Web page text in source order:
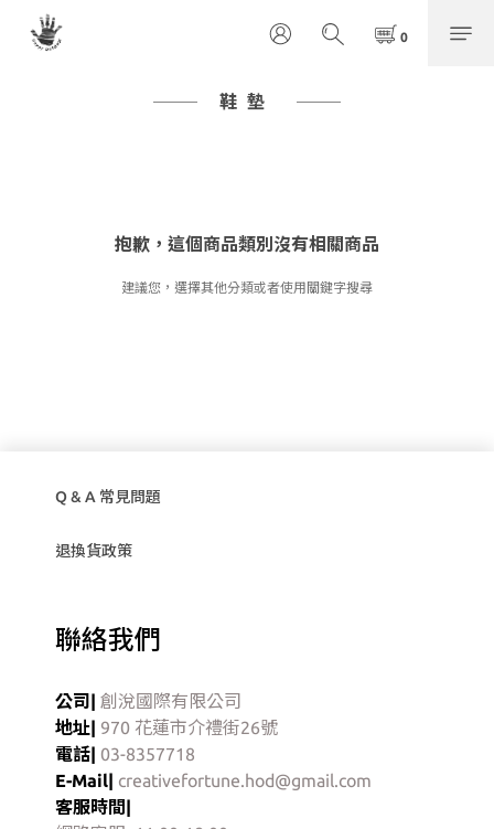
鞋墊
抱歉，這個商品類別沒有相關商品
建議您，選擇其他分類或者使用關鍵字搜尋
Q & A 常見問題
退換貨政策
聯絡我們
公司| 創涗國際有限公司
地址| 970 花蓮市介禮街26號
電話| 03-8357718
E-Mail| creativefortune.hod@gmail.com
客服時間|